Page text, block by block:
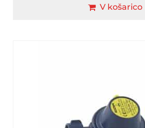
V košarico